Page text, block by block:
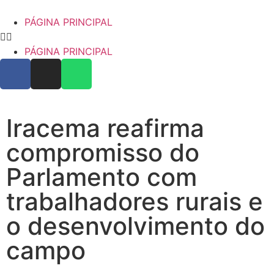
PÁGINA PRINCIPAL
PÁGINA PRINCIPAL
Iracema reafirma
compromisso do
Parlamento com
trabalhadores rurais e
o desenvolvimento do
campo